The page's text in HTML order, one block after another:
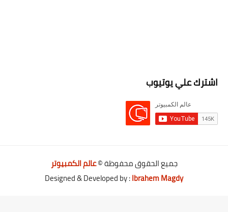
اشترك علي يوتيوب
جميع الحقوق محفوظة ©عالم الكمبيوتر
Designed & Developed by :Ibrahem Magdy